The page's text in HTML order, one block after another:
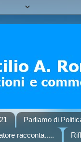
Parliamo di
racconta.....